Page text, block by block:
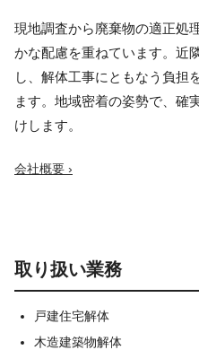
現地調査から廃棄物の適正処
かな配慮を重ねています。近
し、解体工事にともなう負担
ます。地域密着の姿勢で、確
けします。
会社概要 ›
取り扱い業務
戸建住宅解体
木造建築物解体